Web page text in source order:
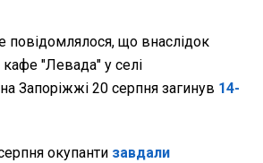
повідомлялося, що внаслідок
кафе "Левада" у селі
Запоріжжі 20 серпня загинув 14-
окупанти завдали